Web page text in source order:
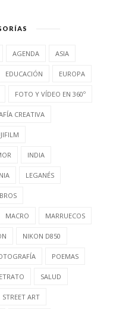
AGENDA ASIA
EDUCACIÓN EUROPA
FOTO Y VÍDEO EN 360º
CREATIVA
INDIA
LEGANÉS
MACRO MARRUECOS
NIKON D850
POEMAS
SALUD
STREET ART